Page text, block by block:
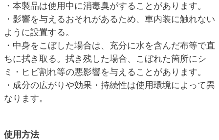
・本製品は使用中に消毒臭がすることがあります。
・影響を与えるおそれがあるため、車内装に触れない
ように設置する。
・中身をこぼした場合は、充分に水を含んだ布等で直
ちに拭き取る。拭き残した場合、こぼれた箇所にシ
ミ・ヒビ割れ等の悪影響を与えることがあります。
・成分の広がりや効果・持続性は使用環境によって異
なります。
使用方法